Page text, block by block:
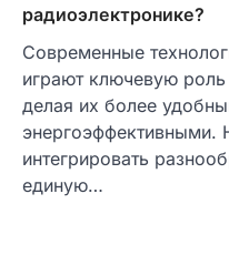
радиоэлектронике?
Современные
играют ключевую
делая их более
энергоэффективными.
интегрировать
единую…